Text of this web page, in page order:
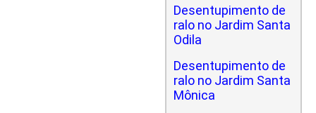
Desentupimento de
ralo no Jardim Santa
Odila
Desentupimento de
ralo no Jardim Santa
Mônica